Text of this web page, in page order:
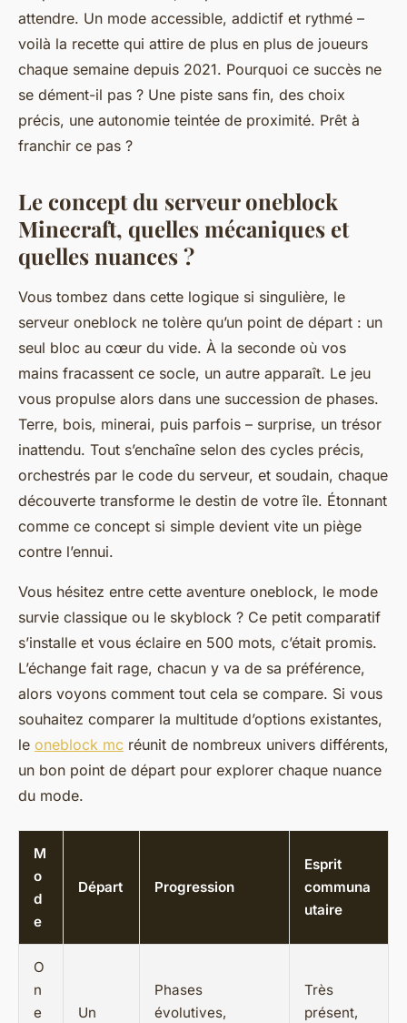
attendre. Un mode accessible, addictif et rythmé –
voilà la recette qui attire de plus en plus de joueurs
chaque semaine depuis 2021. Pourquoi ce succès ne
se dément-il pas ? Une piste sans fin, des choix
précis, une autonomie teintée de proximité. Prêt à
franchir ce pas ?
Le concept du serveur oneblock
Minecraft, quelles mécaniques et
quelles nuances ?
Vous tombez dans cette logique si singulière, le
serveur oneblock ne tolère qu’un point de départ : un
seul bloc au cœur du vide. À la seconde où vos
mains fracassent ce socle, un autre apparaît. Le jeu
vous propulse alors dans une succession de phases.
Terre, bois, minerai, puis parfois – surprise, un trésor
inattendu. Tout s’enchaîne selon des cycles précis,
orchestrés par le code du serveur, et soudain, chaque
découverte transforme le destin de votre île. Étonnant
comme ce concept si simple devient vite un piège
contre l’ennui.
Vous hésitez entre cette aventure oneblock, le mode
survie classique ou le skyblock ? Ce petit comparatif
s’installe et vous éclaire en 500 mots, c’était promis.
L’échange fait rage, chacun y va de sa préférence,
alors voyons comment tout cela se compare. Si vous
souhaitez comparer la multitude d’options existantes,
le oneblock mc réunit de nombreux univers différents,
un bon point de départ pour explorer chaque nuance
du mode.
M
o
d
e
Départ Progression
Esprit
communa
utaire
O
n
e
Un
Phases
évolutives,
Très
présent,